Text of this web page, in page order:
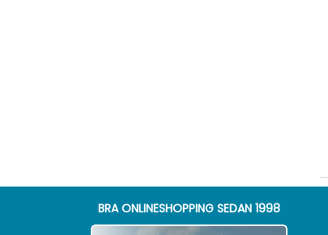
BRA ONLINESHOPPING SEDAN 1998